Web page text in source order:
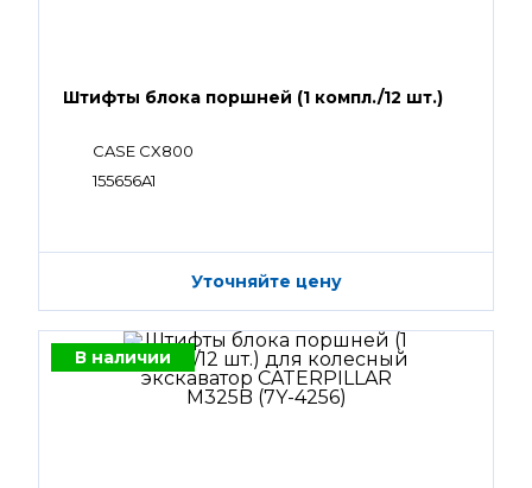
Штифты блока поршней (1 компл./12 шт.)
CASE CX800
155656A1
Уточняйте цену
В наличии